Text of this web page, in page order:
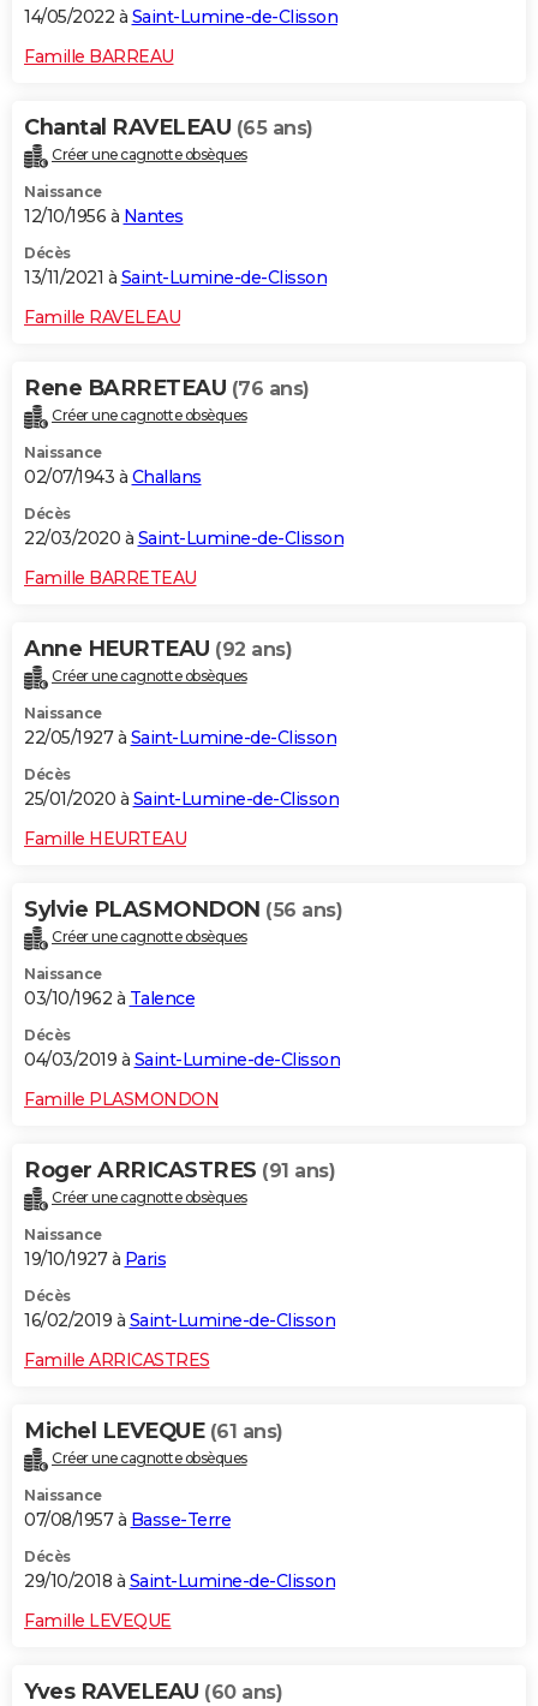
14/05/2022 à Saint-Lumine-de-Clisson
Famille BARREAU
Chantal RAVELEAU (65 ans)
Créer une cagnotte obsèques
Naissance
12/10/1956 à Nantes
Décès
13/11/2021 à Saint-Lumine-de-Clisson
Famille RAVELEAU
Rene BARRETEAU (76 ans)
Créer une cagnotte obsèques
Naissance
02/07/1943 à Challans
Décès
22/03/2020 à Saint-Lumine-de-Clisson
Famille BARRETEAU
Anne HEURTEAU (92 ans)
Créer une cagnotte obsèques
Naissance
22/05/1927 à Saint-Lumine-de-Clisson
Décès
25/01/2020 à Saint-Lumine-de-Clisson
Famille HEURTEAU
Sylvie PLASMONDON (56 ans)
Créer une cagnotte obsèques
Naissance
03/10/1962 à Talence
Décès
04/03/2019 à Saint-Lumine-de-Clisson
Famille PLASMONDON
Roger ARRICASTRES (91 ans)
Créer une cagnotte obsèques
Naissance
19/10/1927 à Paris
Décès
16/02/2019 à Saint-Lumine-de-Clisson
Famille ARRICASTRES
Michel LEVEQUE (61 ans)
Créer une cagnotte obsèques
Naissance
07/08/1957 à Basse-Terre
Décès
29/10/2018 à Saint-Lumine-de-Clisson
Famille LEVEQUE
Yves RAVELEAU (60 ans)